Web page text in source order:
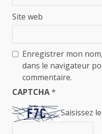
Site web
Enregistrer mon
dans le navigateur
commentaire.
CAPTCHA*
Saisissez